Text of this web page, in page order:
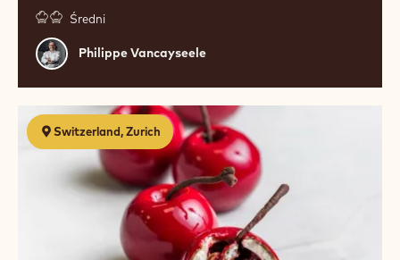
Średni
Philippe
Vancayseele
Philippe Vancayseele
Switzerland, Zurich
Trendy
Pastry